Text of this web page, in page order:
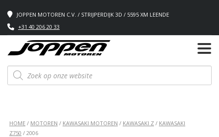
JOPPEN MOTOREN C.V. / STRIJPERDIJK 3D / 5595 XM LEENDE
+31 40 206 20 33
Producten
zoeken
HOME / MOTOREN / KAWASAKI MOTOREN / KAWASAKI Z / KAWASAKI
Z750 / 2006